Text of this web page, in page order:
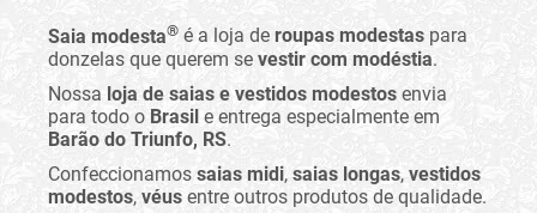
Saia modesta® é a loja de roupas modestas para
donzelas que querem se vestir com modéstia.
Nossa loja de saias e vestidos modestos envia
para todo o Brasil e entrega especialmente em
Barão do Triunfo, RS.
Confeccionamos saias midi, saias longas, vestidos
modestos, véus entre outros produtos de qualidade.